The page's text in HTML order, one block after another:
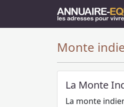
Monte
La Monte
La monte